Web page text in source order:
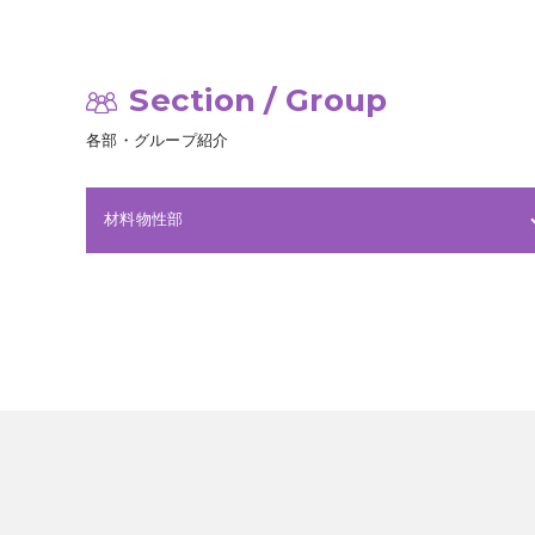
Section / Group
各部・グループ紹介
材料物性部